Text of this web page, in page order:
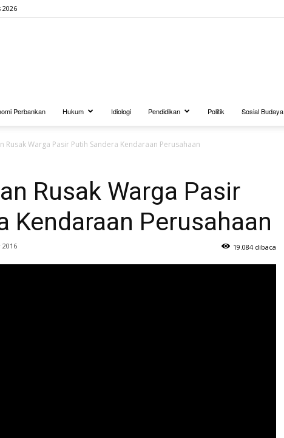
2026
Perbankan Hukum Idiologi Pendidikan Politik Sosial Budaya
Rusak Warga Pasir Putih Sandera Kendaraan Perusahaan
Rusak Warga Pasir
Kendaraan Perusahaan
19.084 dibaca